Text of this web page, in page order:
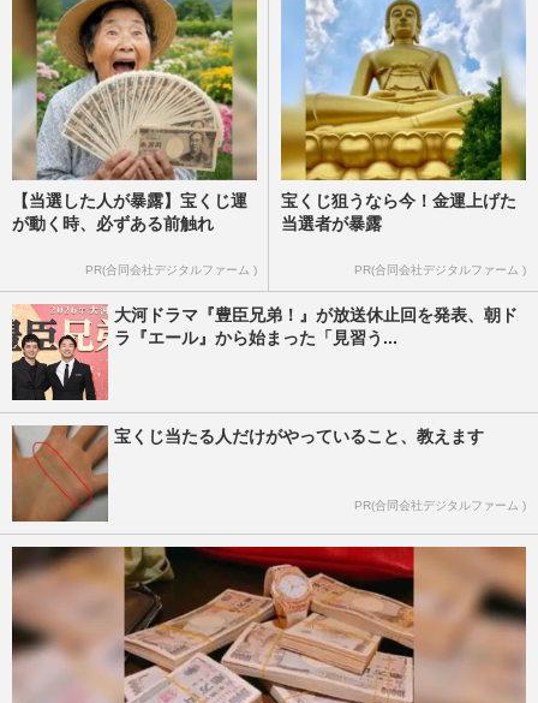
【当選した人が暴露】宝くじ運
が動く時、必ずある前触れ
PR(合同会社デジタルファーム )
宝くじ狙うなら今！金運上げた
当選者が暴露
PR(合同会社デジタルファーム )
大河ドラマ『豊臣兄弟！』が放送休止回を発表、朝ド
ラ『エール』から始まった「見習う...
宝くじ当たる人だけがやっていること、教えます
PR(合同会社デジタルファーム )